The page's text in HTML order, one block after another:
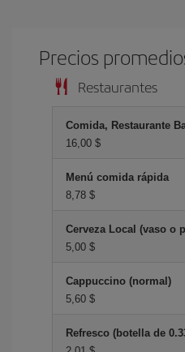
Precios
Restaurantes
Comida, Restaurante
16,00 $
Menú comida rápida
8,78 $
Cerveza Local (vaso o
5,00 $
Cappuccino (normal)
5,60 $
Refresco (botella de